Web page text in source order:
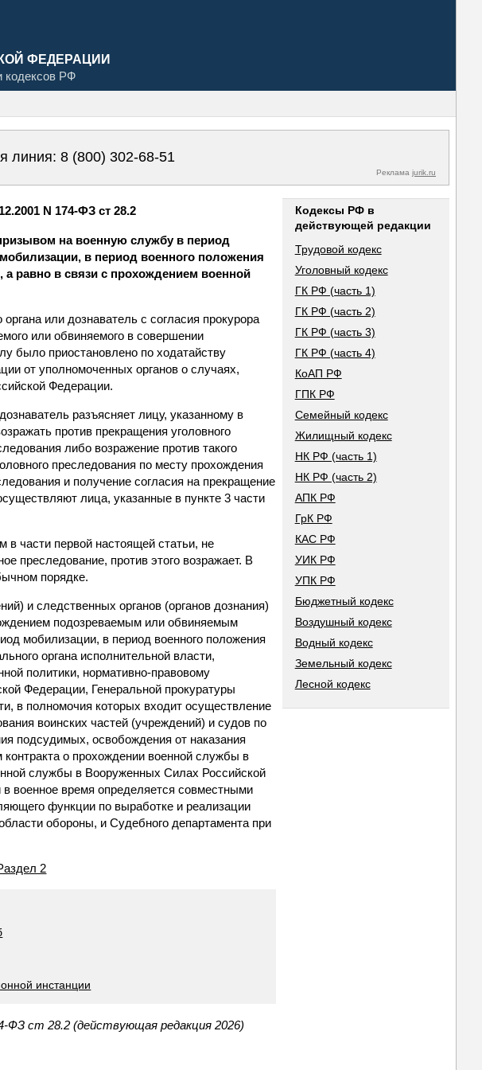
ФЕДЕРАЦИИ
кодексов РФ
линия: 8 (800) 302-68-51
Реклама jurik.ru
N 174-ФЗ ст 28.2
на военную службу в период
в период военного положения
равно в связи с прохождением военной
или дознаватель с согласия прокурора
или обвиняемого в совершении
было приостановлено по ходатайству
от уполномоченных органов о случаях,
Федерации.
разъясняет лицу, указанному в
против прекращения уголовного
либо возражение против такого
преследования по месту прохождения
и получение согласия на прекращение
лица, указанные в пункте 3 части
в части первой настоящей статьи, не
преследование, против этого возражает. В
порядке.
и следственных органов (органов дознания)
подозреваемым или обвиняемым
мобилизации, в период военного положения
органа исполнительной власти,
политики, нормативно-правовому
Федерации, Генеральной прокуратуры
в полномочия которых входит осуществление
воинских частей (учреждений) и судов по
подсудимых, освобождения от наказания
о прохождении военной службы в
службы в Вооруженных Силах Российской
военное время определяется совместными
функции по выработке и реализации
обороны, и Судебного департамента при
2
инстанции
ФЗ ст 28.2 (действующая редакция 2026)
Кодексы РФ в
действующей редакции
Трудовой кодекс
Уголовный кодекс
ГК РФ (часть 1)
ГК РФ (часть 2)
ГК РФ (часть 3)
ГК РФ (часть 4)
КоАП РФ
ГПК РФ
Семейный кодекс
Жилищный кодекс
НК РФ (часть 1)
НК РФ (часть 2)
АПК РФ
ГрК РФ
КАС РФ
УИК РФ
УПК РФ
Бюджетный кодекс
Воздушный кодекс
Водный кодекс
Земельный кодекс
Лесной кодекс